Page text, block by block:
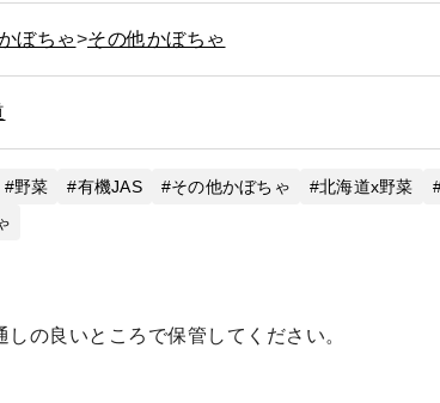
ぼちゃ その他かぼちゃ
野菜 有機JAS その他かぼちゃ 北海道x野菜
の良いところで保管してください。